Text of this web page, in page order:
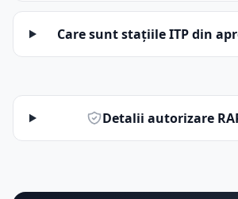
Care sunt stațiile ITP din
Detalii autorizare